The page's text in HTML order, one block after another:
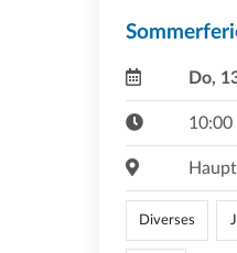
Do,
10:00
Diverses